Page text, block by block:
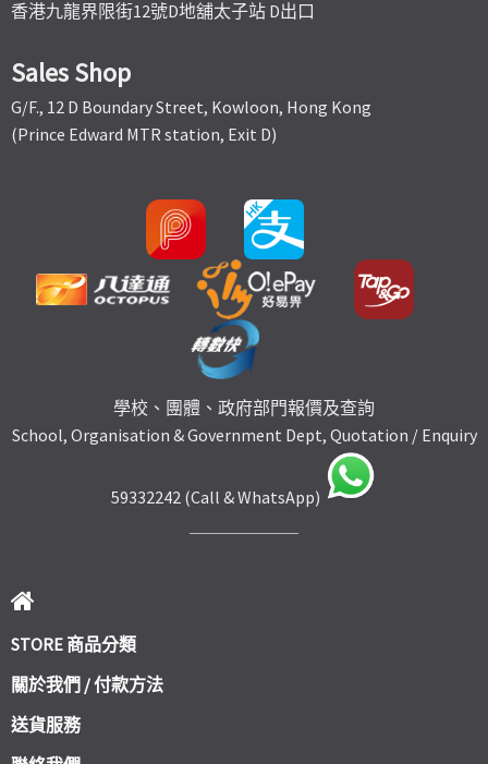
香港九龍界限街12號D地舖太子站 D出口
Sales Shop
G/F., 12 D Boundary Street, Kowloon, Hong Kong
(Prince Edward MTR station, Exit D)
學校、團體、政府部門報價及查詢
School, Organisation & Government Dept, Quotation / Enquiry
59332242 (Call & WhatsApp)
STORE 商品分類
關於我們 / 付款方法
送貨服務